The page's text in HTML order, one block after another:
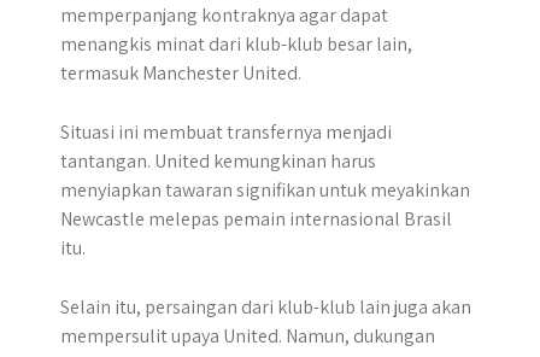
memperpanjang kontraknya agar dapat
menangkis minat dari klub-klub besar lain,
termasuk Manchester United.
Situasi ini membuat transfernya menjadi
tantangan. United kemungkinan harus
menyiapkan tawaran signifikan untuk meyakinkan
Newcastle melepas pemain internasional Brasil
itu.
Selain itu, persaingan dari klub-klub lain juga akan
mempersulit upaya United. Namun, dukungan